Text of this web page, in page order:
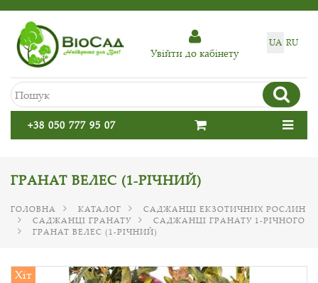
UA RU
Увiйти до кабiнету
+38 050 777 95 07
ГРАНАТ ВЕЛЕС (1-РІЧНИЙ)
ГОЛОВНА КАТАЛОГ
САДЖАНЦІ ЕКЗОТИЧНИХ РОСЛИН
САДЖАНЦІ ГРАНАТУ
САДЖАНЦІ ГРАНАТУ 1-РІЧНОГО
ГРАНАТ ВЕЛЕС (1-РІЧНИЙ)
Хіт